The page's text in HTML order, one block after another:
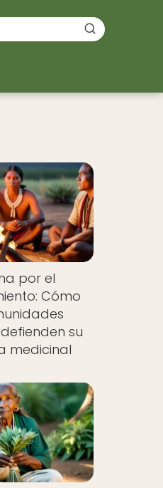
por el
Cómo
su
medicinal